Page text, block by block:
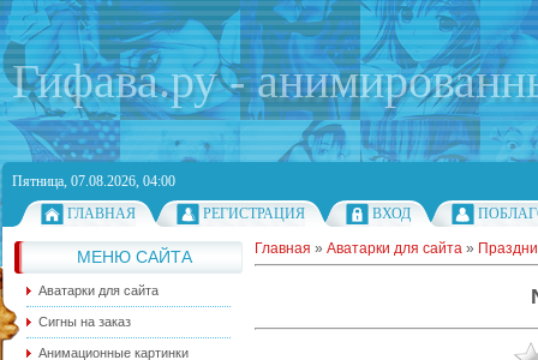
Гифава.ру -
Пятница, 07.08.2026, 04:00
ГЛАВНАЯ
РЕГИСТРАЦИЯ ВХОД
МЕНЮ САЙТА
Аватарки для сайта
Сигны на заказ
Анимационные картинки
Главная » Аватарки для сайта »